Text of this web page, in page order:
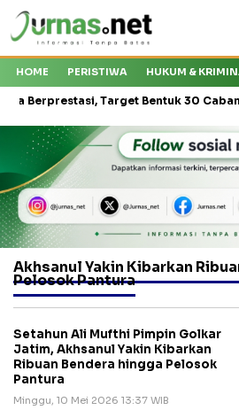
HOME PERISTIWA HUKUM &
Target Bentuk 30 Cabang
Akhsanul Yakin Kibarkan
Pelosok Pantura
Setahun Ali Mufthi Pimpin Golkar
Jatim, Akhsanul Yakin Kibarkan
Ribuan Bendera hingga Pelosok
Pantura
Minggu, 10 Mei 2026 13:37 WIB